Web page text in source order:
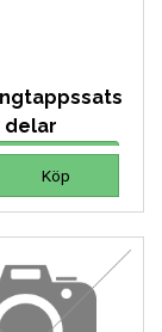
delar
Köp